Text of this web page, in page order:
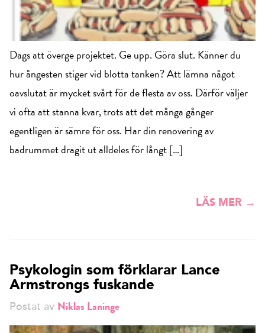
Dags att överge projektet. Ge upp. Göra slut. Känner du
hur ångesten stiger vid blotta tanken? Att lämna något
oavslutat är mycket svårt för de flesta av oss. Därför väljer
vi ofta att stanna kvar, trots att det många gånger
egentligen är sämre för oss. Har din renovering av
badrummet dragit ut alldeles för långt […]
LÄS MER →
Psykologin som förklarar Lance
Armstrongs fuskande
Postat av Niklas Laninge